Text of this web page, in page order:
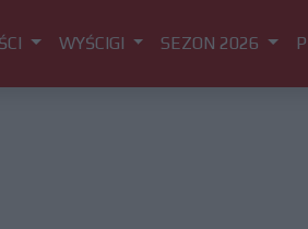
WYŚCIGI SEZON 2026